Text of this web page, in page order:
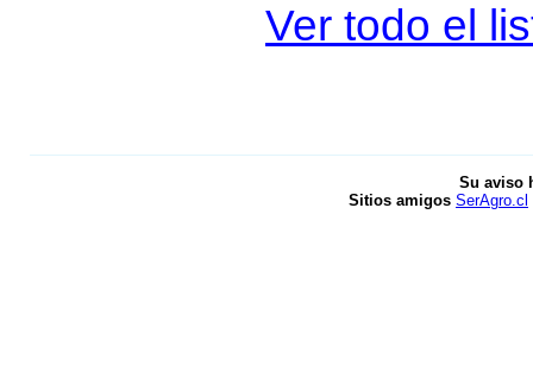
Ver todo el
Su aviso
Sitios amigos SerAgro.cl